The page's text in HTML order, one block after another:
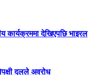
कार्यक्रममा देखिएपछि भाइरल
दलले अवरोध